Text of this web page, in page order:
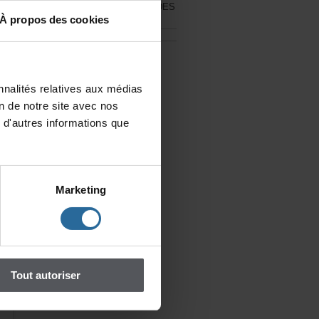
Àproposdescookies
Marketing
Toutautoriser
ÀL'AFFICHEDUCALENDRIERDES
AUTEURS